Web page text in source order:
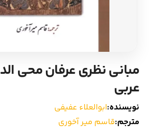
داستان کوتاه
ادبیات
مبانی نظری عرفان محی
عربی
نویسنده:ابوالعلاء عفیفی
مترجم:قاسم میر آخوری